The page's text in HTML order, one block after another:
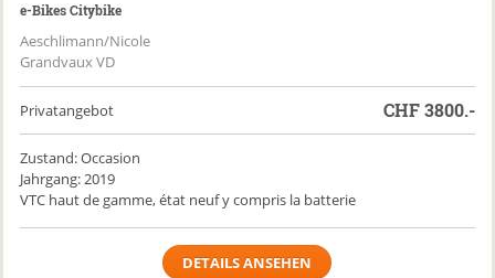
e-Bikes Citybike
Aeschlimann/Nicole
Grandvaux VD
Privatangebot CHF3800.-
Zustand: Occasion
Jahrgang: 2019
VTC haut de gamme, état neuf y compris la batterie
DETAILS ANSEHEN